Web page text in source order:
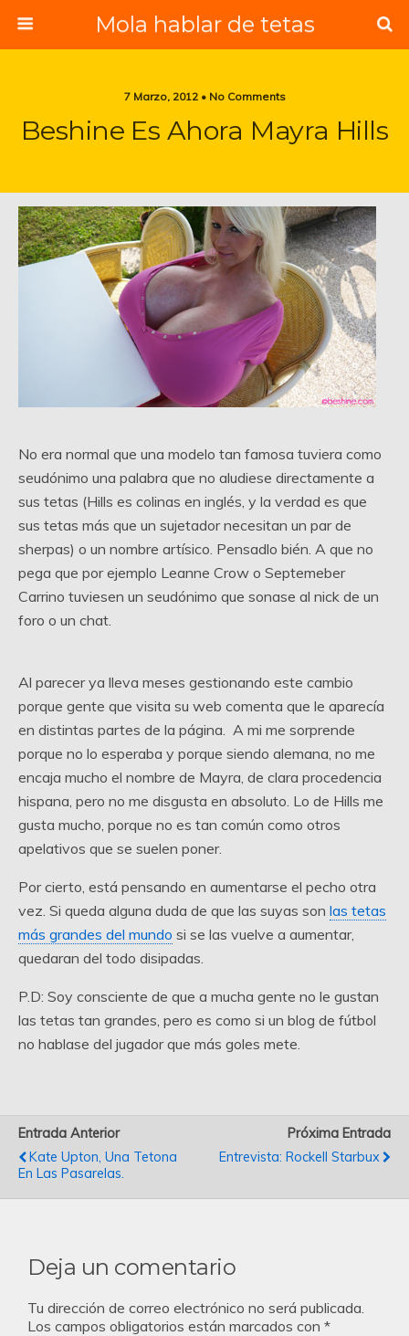
Mola hablar de tetas
7 Marzo, 2012 • No Comments
Beshine Es Ahora Mayra Hills
No era normal que una modelo tan famosa tuviera como
seudónimo una palabra que no aludiese directamente a
sus tetas (Hills es colinas en inglés, y la verdad es que
sus tetas más que un sujetador necesitan un par de
sherpas) o un nombre artísico. Pensadlo bién. A que no
pega que por ejemplo Leanne Crow o Septemeber
Carrino tuviesen un seudónimo que sonase al nick de un
foro o un chat.
Al parecer ya lleva meses gestionando este cambio
porque gente que visita su web comenta que le aparecía
en distintas partes de la página. A mi me sorprende
porque no lo esperaba y porque siendo alemana, no me
encaja mucho el nombre de Mayra, de clara procedencia
hispana, pero no me disgusta en absoluto. Lo de Hills me
gusta mucho, porque no es tan común como otros
apelativos que se suelen poner.
Por cierto, está pensando en aumentarse el pecho otra
vez. Si queda alguna duda de que las suyas son las tetas
más grandes del mundo si se las vuelve a aumentar,
quedaran del todo disipadas.
P.D: Soy consciente de que a mucha gente no le gustan
las tetas tan grandes, pero es como si un blog de fútbol
no hablase del jugador que más goles mete.
Entrada Anterior
Kate Upton, Una Tetona
En Las Pasarelas.
Próxima Entrada
Entrevista: Rockell Starbux
Deja un comentario
Tu dirección de correo electrónico no será publicada.
Los campos obligatorios están marcados con *